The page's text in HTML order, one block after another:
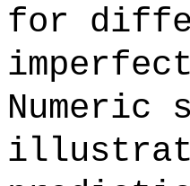
for